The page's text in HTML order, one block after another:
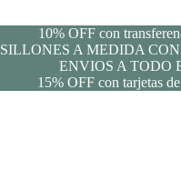
10% OFF con
SILLONES A MEDIDA
ENVIOS A TODO
15% OFF con tarjetas